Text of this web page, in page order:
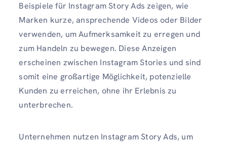
Beispiele für Instagram Story Ads zeigen, wie
Marken kurze, ansprechende Videos oder Bilder
verwenden, um Aufmerksamkeit zu erregen und
zum Handeln zu bewegen. Diese Anzeigen
erscheinen zwischen Instagram Stories und sind
somit eine großartige Möglichkeit, potenzielle
Kunden zu erreichen, ohne ihr Erlebnis zu
unterbrechen.
Unternehmen nutzen Instagram Story Ads, um